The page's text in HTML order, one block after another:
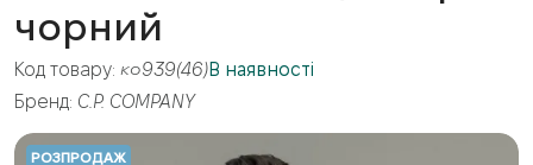
чорний
Код товару: ко939(46) В наявності
Бренд: C.P. COMPANY
РОЗПРОДАЖ